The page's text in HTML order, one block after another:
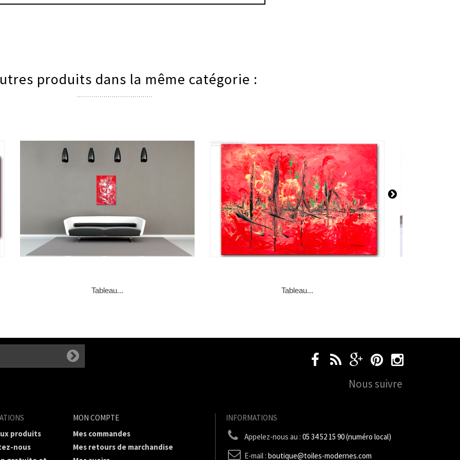
produits dans la même catégorie :
Tableau... Tableau...
Nous suivre
produits
nous
MON COMPTE
Mes commandes
Mes retours de marchandise
INFORMATIONS
Appelez-nous au : 05 34 52 15 90 (numéro local)
E-mail : boutique@toiles-modernes.com